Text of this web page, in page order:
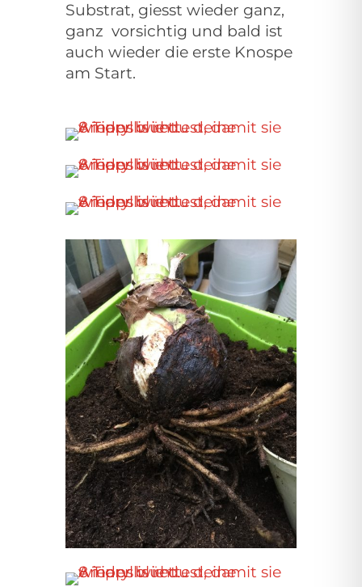
Substrat, giesst wieder ganz,
ganz vorsichtig und bald ist
auch wieder die erste Knospe
am Start.